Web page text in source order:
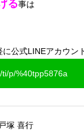
る事は
公式LINEアカウン
p/%40tpp5876a
戸塚 喜行